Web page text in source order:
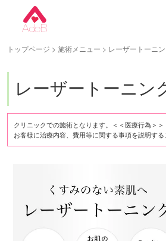
トップページ >施術メニュー > レーザートーニ
レーザートーニン
クリニックでの施術となります。＜＜医療行為＞＞
お客様に治療内容、費用等に関する事項を説明する